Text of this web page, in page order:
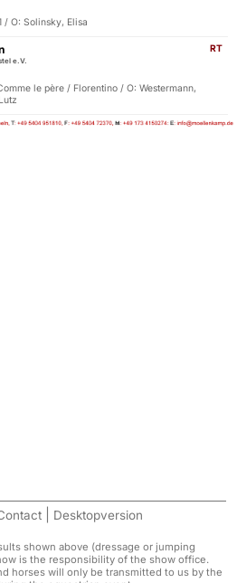
/ O: Solinsky, Elisa
RT
e.V.
le père / Florentino / O: Westermann,
Desktopversion
shown above (dressage or jumping
is the responsibility of the show office.
horses will only be transmitted to us by the